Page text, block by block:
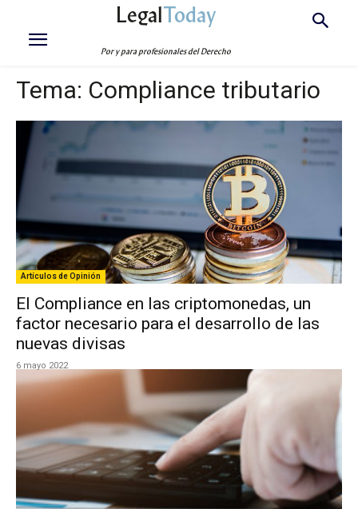
LegalToday
Por y para profesionales del Derecho
Tema: Compliance tributario
Artículos de Opinión
El Compliance en las criptomonedas, un
factor necesario para el desarrollo de las
nuevas divisas
6 mayo 2022